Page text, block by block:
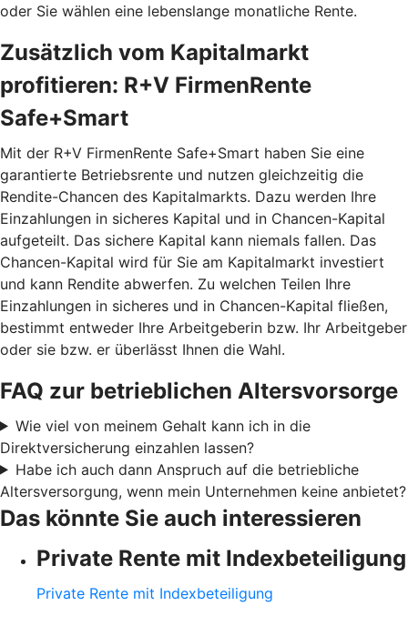
oder Sie wählen eine lebenslange monatliche Rente.
Zusätzlich vom Kapitalmarkt
profitieren: R+V FirmenRente
Safe+Smart
Mit der R+V FirmenRente Safe+Smart haben Sie eine
garantierte Betriebsrente und nutzen gleichzeitig die
Rendite-Chancen des Kapitalmarkts. Dazu werden Ihre
Einzahlungen in sicheres Kapital und in Chancen-Kapital
aufgeteilt. Das sichere Kapital kann niemals fallen. Das
Chancen-Kapital wird für Sie am Kapitalmarkt investiert
und kann Rendite abwerfen. Zu welchen Teilen Ihre
Einzahlungen in sicheres und in Chancen-Kapital fließen,
bestimmt entweder Ihre Arbeitgeberin bzw. Ihr Arbeitgeber
oder sie bzw. er überlässt Ihnen die Wahl.
FAQ zur betrieblichen Altersvorsorge
Wie viel von meinem Gehalt kann ich in die
Direktversicherung einzahlen lassen?
Habe ich auch dann Anspruch auf die betriebliche
Altersversorgung, wenn mein Unternehmen keine anbietet?
Das könnte Sie auch interessieren
Private Rente mit Indexbeteiligung
Private Rente mit Indexbeteiligung